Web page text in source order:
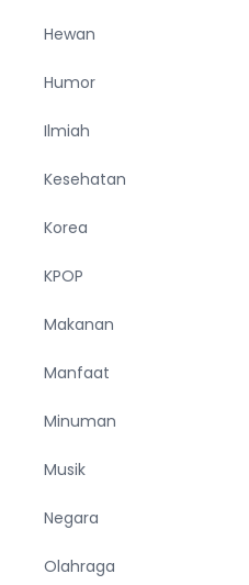
Hewan
Humor
Ilmiah
Kesehatan
Korea
KPOP
Makanan
Manfaat
Minuman
Musik
Negara
Olahraga